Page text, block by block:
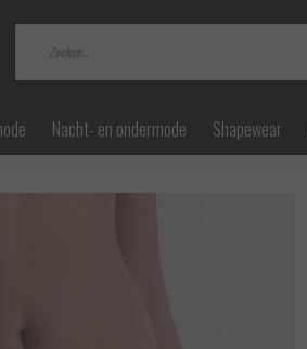
Nacht- en ondermode Shapewear